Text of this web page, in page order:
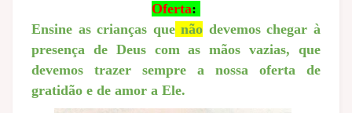
Oferta:
Ensine as crianças quenão devemos chegar à
presença de Deus com as mãos vazias, que
devemos trazer sempre a nossa oferta de
gratidão e de amor a Ele.